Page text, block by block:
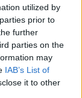
utilized by
prior to
further
parties on the
may
IAB’s List of
it to other